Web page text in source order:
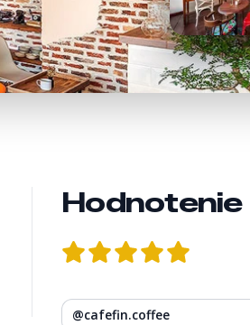
Hodnotenie
@cafefin.coffee